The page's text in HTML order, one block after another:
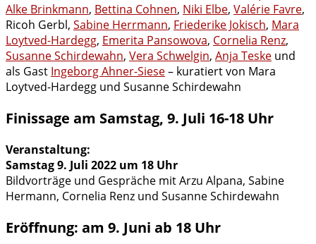
Alke Brinkmann, Bettina Cohnen, Niki Elbe, Valérie Favre,
Ricoh Gerbl, Sabine Herrmann, Friederike Jokisch, Mara
Loytved-Hardegg, Emerita Pansowova, Cornelia Renz,
Susanne Schirdewahn, Vera Schwelgin, Anja Teske und
als Gast Ingeborg Ahner-Siese– kuratiert von Mara
Loytved-Hardegg und Susanne Schirdewahn
Finissage am Samstag, 9. Juli 16-18 Uhr
Veranstaltung:
Samstag 9. Juli 2022 um 18 Uhr
Bildvorträge und Gespräche mit Arzu Alpana, Sabine
Hermann, Cornelia Renz und Susanne Schirdewahn
Eröffnung: am 9. Juni ab 18 Uhr